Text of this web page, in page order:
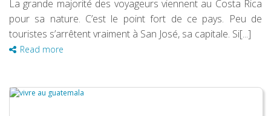
La grande majorité des voyageurs viennent au Costa Rica
pour sa nature. C’est le point fort de ce pays. Peu de
touristes s’arrêtent vraiment à San José, sa capitale. Si[...]
Read more